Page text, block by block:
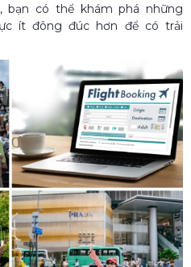
bạn có thể khám phá những
ít đông đúc hơn để có trải